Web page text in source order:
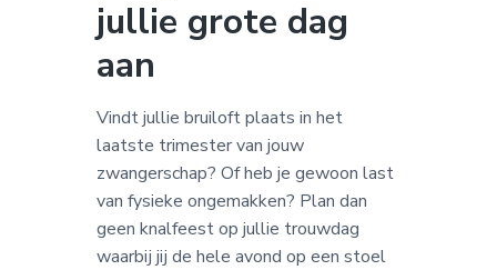
jullie grote dag
aan
Vindt jullie bruiloft plaats in het
laatste trimester van jouw
zwangerschap? Of heb je gewoon last
van fysieke ongemakken? Plan dan
geen knalfeest op jullie trouwdag
waarbij jij de hele avond op een stoel